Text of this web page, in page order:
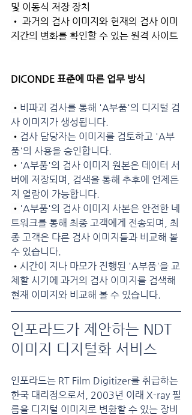
및 이동식 저장 장치
• 과거의 검사 이미지와 현재의 검사 이미
지간의 변화를 확인할 수 있는 원격 사이트
DICONDE 표준에 따른 업무 방식
• 비파괴 검사를 통해 'A부품'의 디지털 검
사 이미지가 생성됩니다.
• 검사 담당자는 이미지를 검토하고 'A부
품'의 사용을 승인합니다.
• 'A부품'의 검사 이미지 원본은 데이터 서
버에 저장되며, 검색을 통해 추후에 언제든
지 열람이 가능합니다.
• 'A부품'의 검사 이미지 사본은 안전한 네
트워크를 통해 최종 고객에게 전송되며, 최
종 고객은 다른 검사 이미지들과 비교해 볼
수 있습니다.
• 시간이 지나 마모가 진행된 'A부품'을 교
체할 시기에 과거의 검사 이미지를 검색해
현재 이미지와 비교해 볼 수 있습니다.
인포라드가 제안하는 NDT
이미지 디지털화 서비스
인포라드는 RT Film Digitizer를 취급하는
한국 대리점으로서, 2003년 이래 X-ray 필
름을 디지털 이미지로 변환할 수 있는 장비